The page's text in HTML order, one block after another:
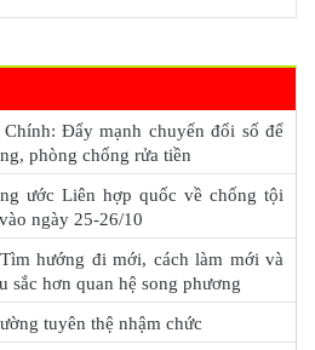
Đẩy mạnh chuyển đổi số để
phòng chống rửa tiền
ước Liên hợp quốc về chống tội
ngày 25-26/10
hướng đi mới, cách làm mới và
sắc hơn quan hệ song phương
tuyên thệ nhậm chức